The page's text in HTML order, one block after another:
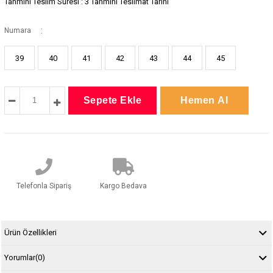
Numara :
39 40 41 42 43 44 45
Telefonla Sipariş Kargo Bedava
Ürün Özellikleri
Yorumlar(0)